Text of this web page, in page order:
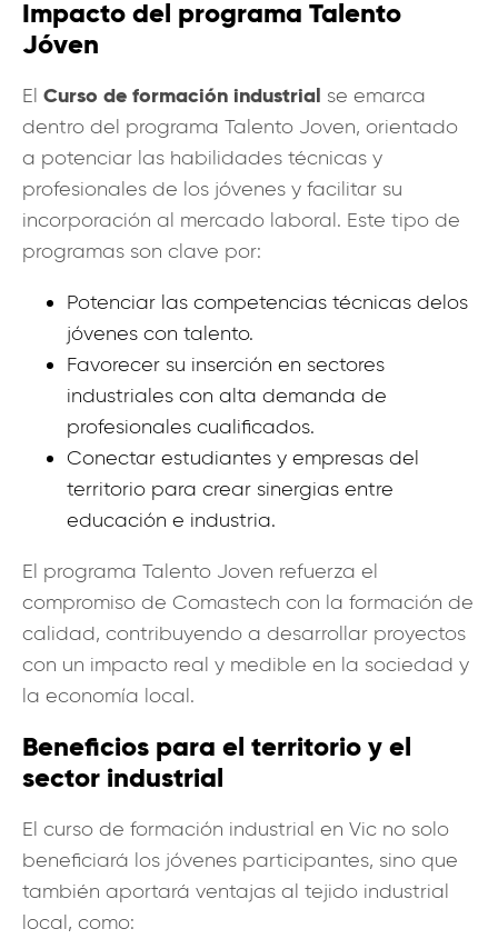
Impacto del programa Talento
Jóven
El Curso de formación industrial se emarca
dentro del programa Talento Joven, orientado
a potenciar las habilidades técnicas y
profesionales de los jóvenes y facilitar su
incorporación al mercado laboral. Este tipo de
programas son clave por:
Potenciar las competencias técnicas delos
jóvenes con talento.
Favorecer su inserción en sectores
industriales con alta demanda de
profesionales cualificados.
Conectar estudiantes y empresas del
territorio para crear sinergias entre
educación e industria.
El programa Talento Joven refuerza el
compromiso de Comastech con la formación de
calidad, contribuyendo a desarrollar proyectos
con un impacto real y medible en la sociedad y
la economía local.
Beneficios para el territorio y el
sector industrial
El curso de formación industrial en Vic no solo
beneficiará los jóvenes participantes, sino que
también aportará ventajas al tejido industrial
local, como: